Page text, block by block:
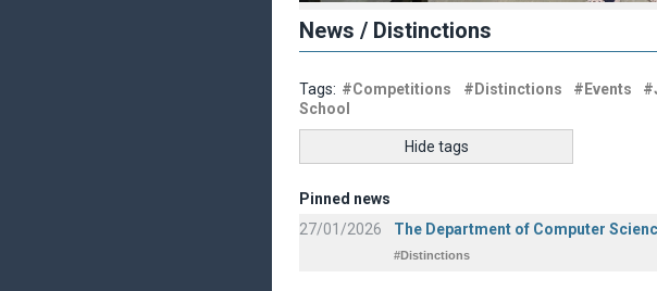
News / Distinctions
Tags: #Competitions #Distinctions #Events
School
Hide tags
Pinned news
27/01/2026
The Department of Computer
#Distinctions